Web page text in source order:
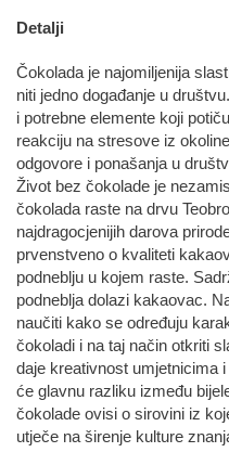
Detalji
Čokolada je najomiljenija
niti jedno događanje u
i potrebne elemente koji
reakciju na stresove iz
odgovore i ponašanja u
Život bez čokolade je
čokolada raste na drvu
najdragocjenijih darova
prvenstveno o kvaliteti
podneblju u kojem raste.
podneblja dolazi kakaovac.
naučiti kako se određuju
čokoladi i na taj način otkriti
daje kreativnost umjetnicima
će glavnu razliku između
čokolade ovisi o sirovini iz
utječe na širenje kulture